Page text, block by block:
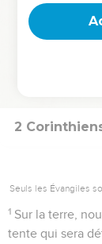
peut voir ne
voit pas durent
© Société biblique
2
Seuls les Évangiles
1 Sur la terre,
tente qui sera